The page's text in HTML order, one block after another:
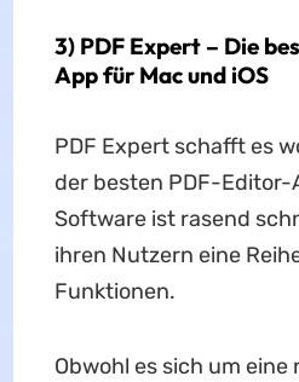
3) PDF Expert – Die
App für Mac und iOS
PDF Expert schafft es
der besten PDF-Editor-
Software ist rasend
ihren Nutzern eine
Funktionen.
Obwohl es sich um